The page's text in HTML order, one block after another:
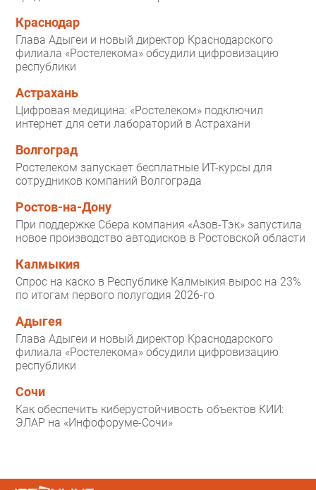
Краснодар
Глава Адыгеи и новый директор Краснодарского
филиала «Ростелекома» обсудили цифровизацию
республики
Астрахань
Цифровая медицина: «Ростелеком» подключил
интернет для сети лабораторий в Астрахани
Волгоград
Ростелеком запускает бесплатные ИТ-курсы для
сотрудников компаний Волгограда
Ростов-на-Дону
При поддержке Сбера компания «Азов-Тэк» запустила
новое производство автодисков в Ростовской области
Калмыкия
Спрос на каско в Республике Калмыкия вырос на 23%
по итогам первого полугодия 2026-го
Адыгея
Глава Адыгеи и новый директор Краснодарского
филиала «Ростелекома» обсудили цифровизацию
республики
Сочи
Как обеспечить киберустойчивость объектов КИИ:
ЭЛАР на «Инфофоруме-Сочи»